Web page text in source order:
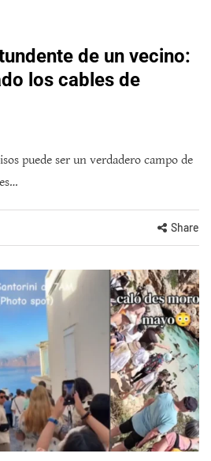
de un vecino:
los cables de
puede ser un verdadero campo de
Share